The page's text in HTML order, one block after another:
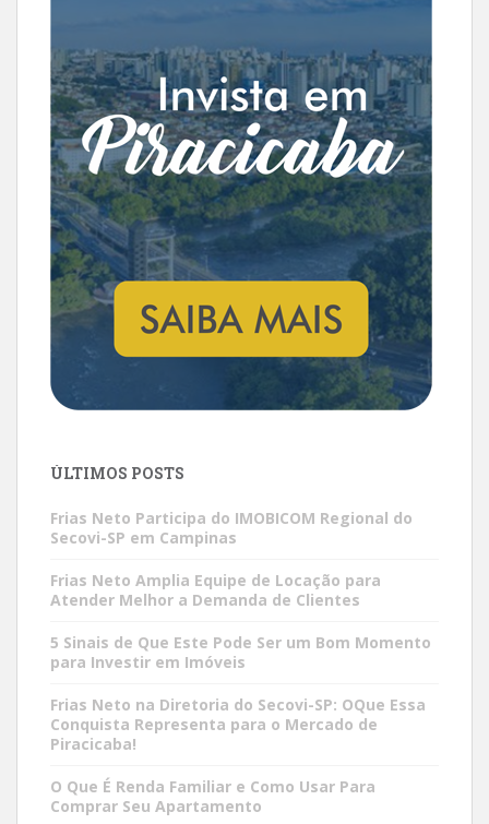
ÚLTIMOS POSTS
Frias Neto Participa do IMOBICOM Regional do
Secovi-SP em Campinas
Frias Neto Amplia Equipe de Locação para
Atender Melhor a Demanda de Clientes
5 Sinais de Que Este Pode Ser um Bom Momento
para Investir em Imóveis
Frias Neto na Diretoria do Secovi-SP: OQue Essa
Conquista Representa para o Mercado de
Piracicaba!
O Que É Renda Familiar e Como Usar Para
Comprar Seu Apartamento